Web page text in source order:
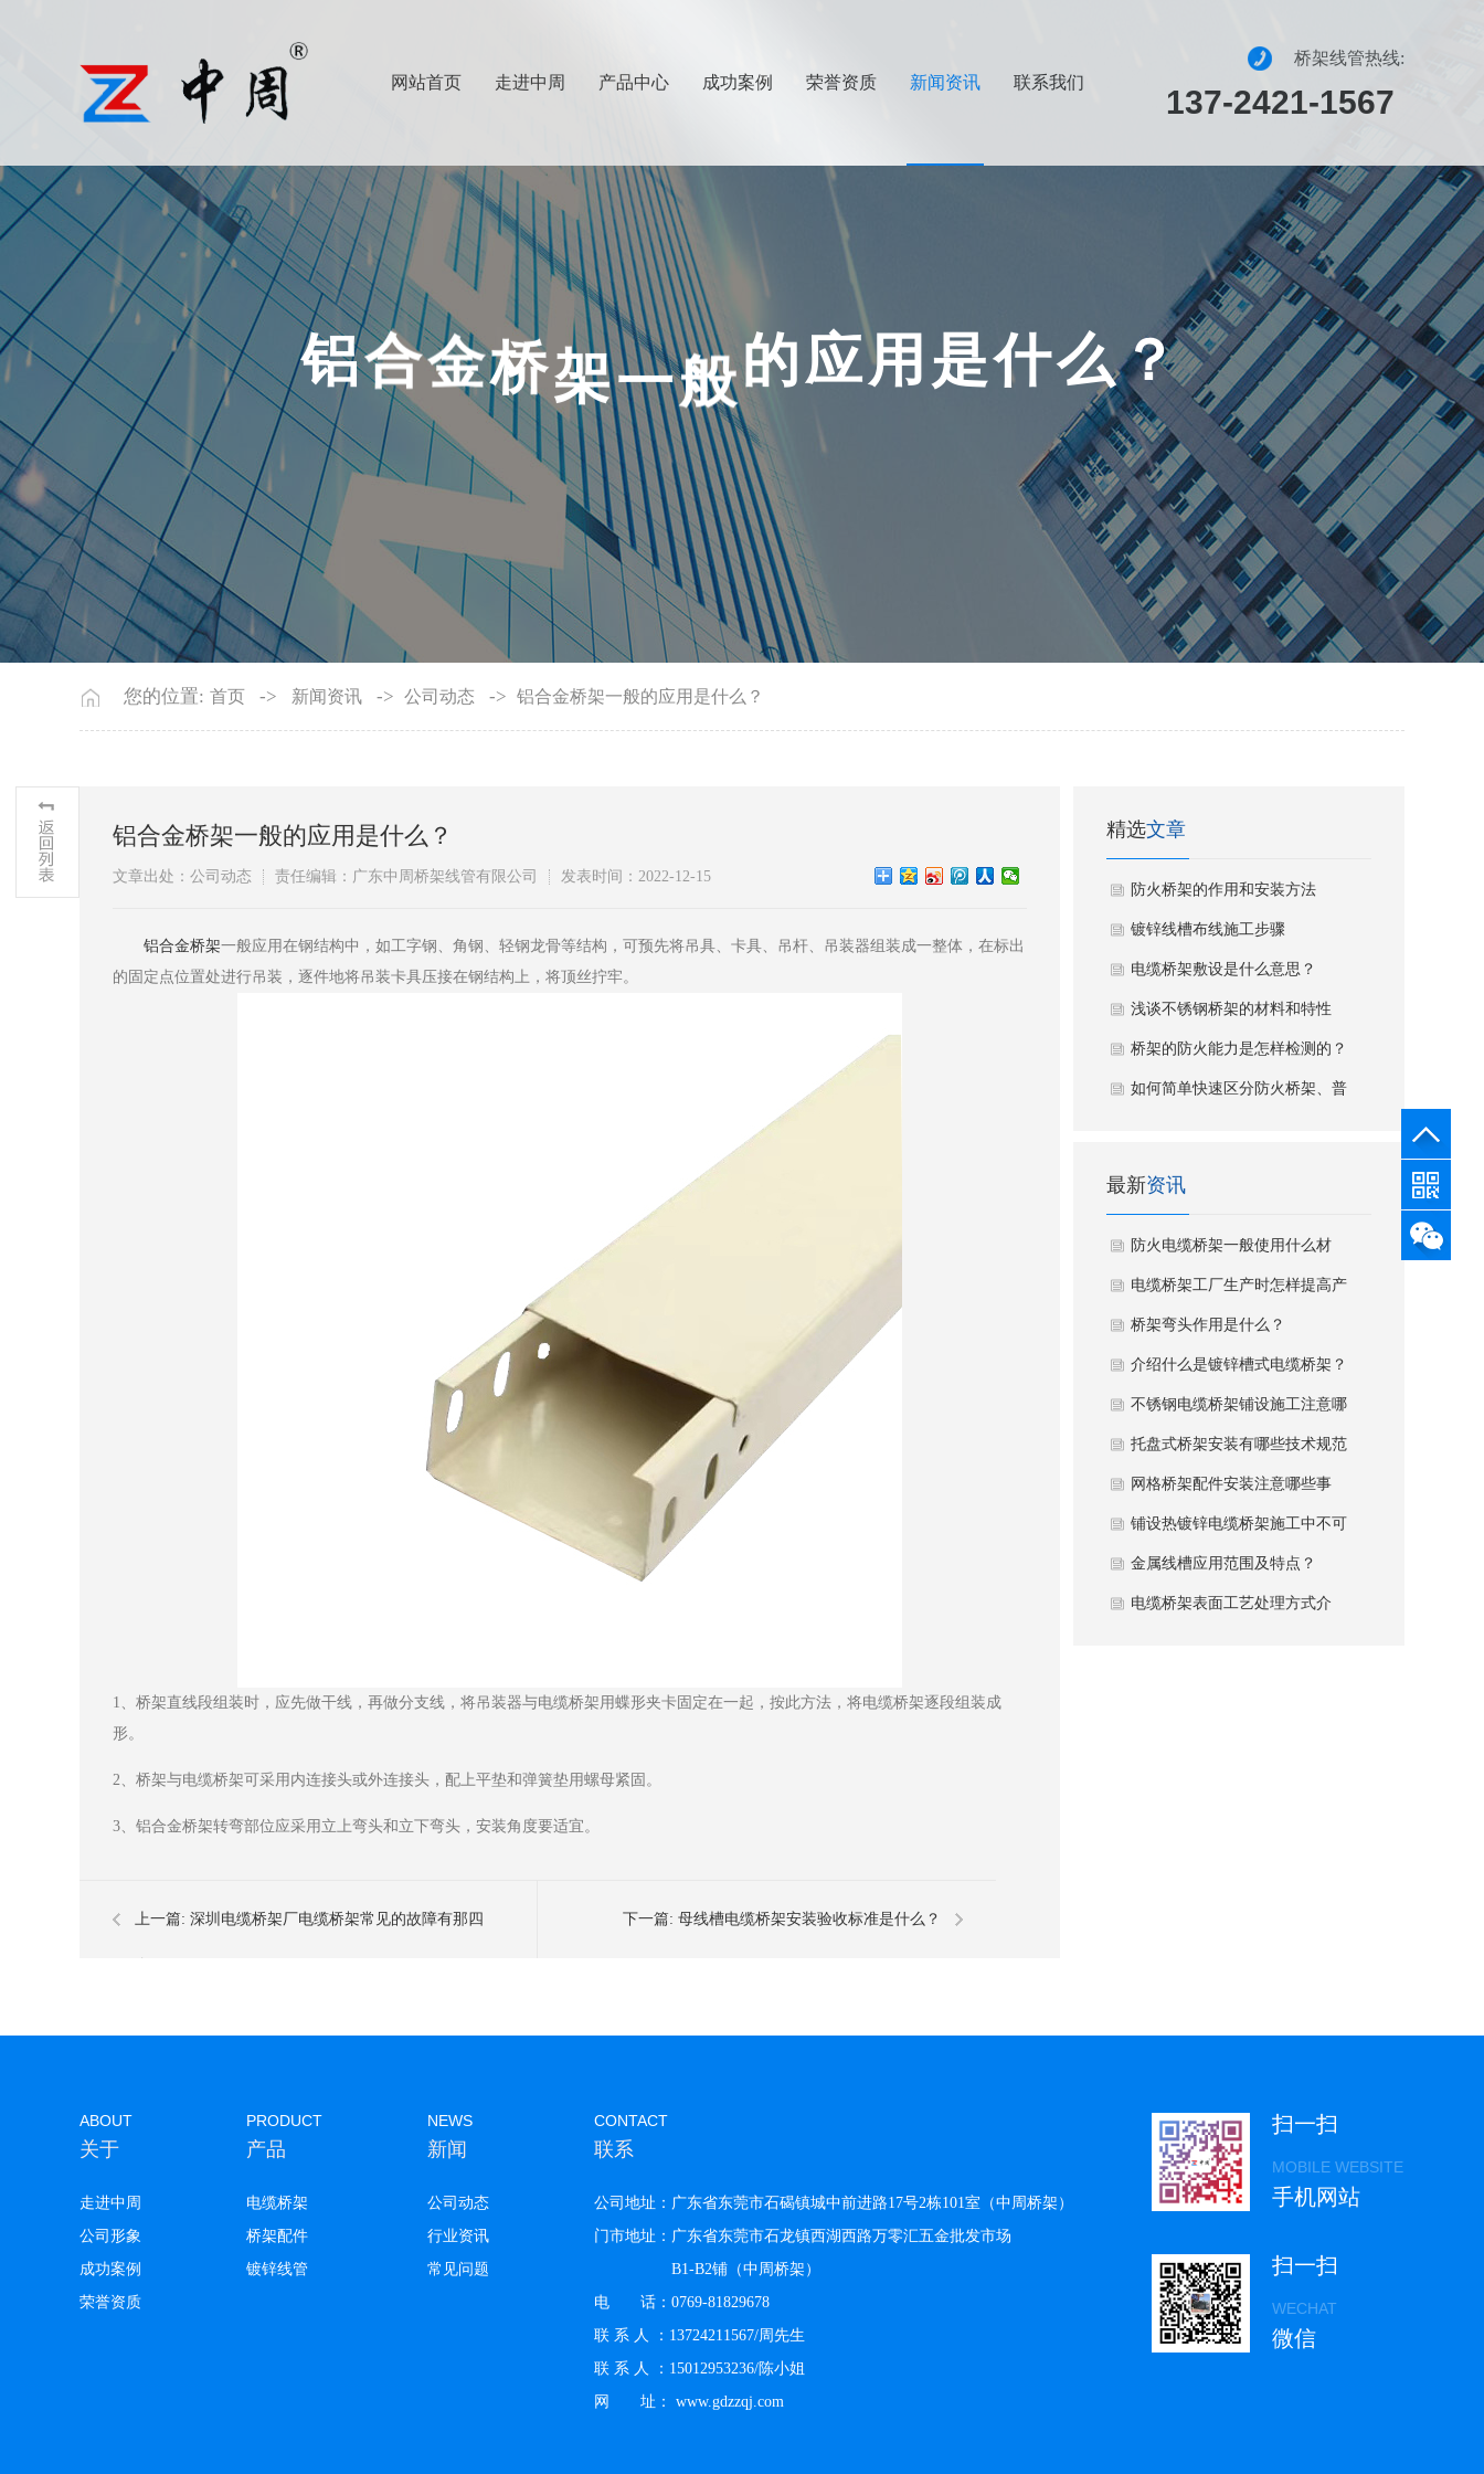
网站首页 走进中周
查看更多
产品中心
查看更多
成功案例 荣誉资质 新闻资讯
查看更多
联系我们
桥架线管热线:
137-2421-1567
铝合金桥架一般的应用是什 么？
您的位置: 首页 -> 新闻资讯 -> 公司动态 -> 铝合金桥架一般的应用是什么？
铝合金桥架一般的应用是什么？
文章出处：公司动态 责任编辑：广东中周桥架线管有限公司 发表时间：2022-12-15
​铝合金桥架一般应用在钢结构中，如工字钢、角钢、轻钢龙骨等结构，可预先将吊具、卡具、吊杆、吊装器组装成一整体，在标出
的固定点位置处进行吊装，逐件地将吊装卡具压接在钢结构上，将顶丝拧牢。
1、桥架直线段组装时，应先做干线，再做分支线，将吊装器与电缆桥架用蝶形夹卡固定在一起，按此方法，将电缆桥架逐段组装成
形。
2、桥架与电缆桥架可采用内连接头或外连接头，配上平垫和弹簧垫用螺母紧固。
3、铝合金桥架转弯部位应采用立上弯头和立下弯头，安装角度要适宜。
上一篇: 深圳电缆桥架厂电缆桥架常见的故障有那四 下一篇: 母线槽电缆桥架安装验收标准是什么？
精选文章
防火桥架的作用和安装方法
镀锌线槽布线施工步骤
电缆桥架敷设是什么意思？
浅谈不锈钢桥架的材料和特性
桥架的防火能力是怎样检测的？
如何简单快速区分防火桥架、普
最新资讯
防火电缆桥架一般使用什么材
质？
电缆桥架工厂生产时怎样提高产
品质量？
桥架弯头作用是什么？
介绍什么是镀锌槽式电缆桥架？
不锈钢电缆桥架铺设施工注意哪
些流程
托盘式桥架安装有哪些技术规范
要求？
网格桥架配件安装注意哪些事
项？
铺设热镀锌电缆桥架施工中不可
忽视哪些细节？
金属线槽应用范围及特点？
电缆桥架表面工艺处理方式介
ABOUT
关于
走进中周
公司形象
成功案例
荣誉资质
PRODUCT
产品
电缆桥架
桥架配件
镀锌线管
NEWS
新闻
公司动态
行业资讯
常见问题
CONTACT
联系
公司地址：广东省东莞市石碣镇城中前进路17号2栋101室（中周桥架）
门市地址：广东省东莞市石龙镇西湖西路万零汇五金批发市场
B1-B2铺（中周桥架）
电 话：0769-81829678
联 系 人 ：13724211567/周先生
联 系 人 ：15012953236/陈小姐
网 址： www.gdzzqj.com
扫一扫
MOBILE WEBSITE
手机网站
扫一扫
WECHAT
微信